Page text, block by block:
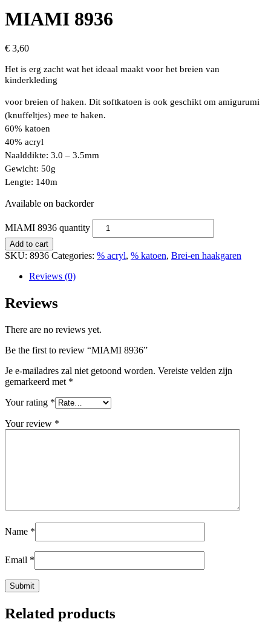
MIAMI 8936
€ 3,60
Het is erg zacht wat het ideaal maakt voor het breien van
kinderkleding
voor breien of haken. Dit softkatoen is ook geschikt om amigurumi
(knuffeltjes) mee te haken.
60% katoen
40% acryl
Naalddikte: 3.0 – 3.5mm
Gewicht: 50g
Lengte: 140m
Available on backorder
MIAMI 8936 quantity
Add to cart
SKU: 8936 Categories: % acryl, % katoen, Brei-en haakgaren
Reviews (0)
Reviews
There are no reviews yet.
Be the first to review “MIAMI 8936”
Je e-mailadres zal niet getoond worden. Vereiste velden zijn
gemarkeerd met *
Your rating *
Your review *
Name *
Email *
Related products